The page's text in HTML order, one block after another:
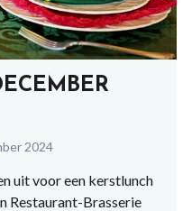
2024
uit voor een kerstlunch
Restaurant-Brasserie